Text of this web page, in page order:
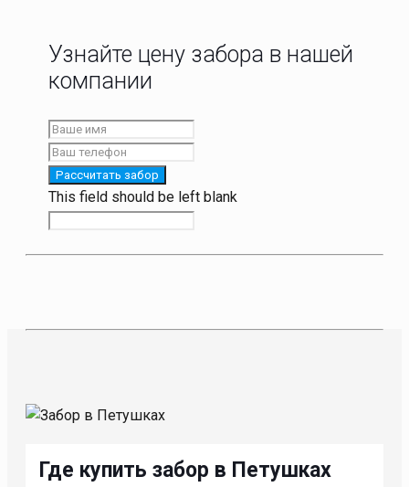
Узнайте цену забора в нашей
компании
Рассчитать забор
This field should be left blank
Где купить забор в Петушках